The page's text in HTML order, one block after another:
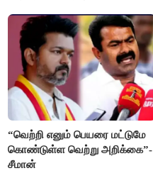
“வெற்றி எனும் பெயரை மட்டுமே
கொண்டுள்ள வெற்று அறிக்கை”-
சீமான்